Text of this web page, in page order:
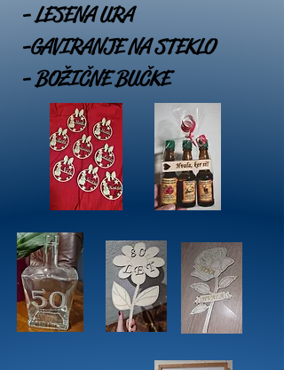
- LESENA URA
-GAVIRANJE NA STEKLO
- BOŽIČNE BUČKE